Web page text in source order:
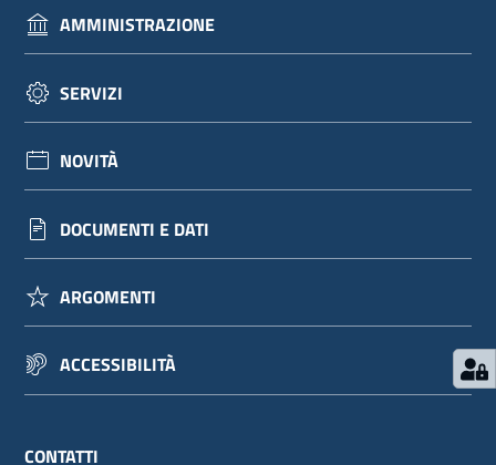
Seguici
su
AMMINISTRAZIONE
SERVIZI
NOVITÀ
DOCUMENTI E DATI
ARGOMENTI
ACCESSIBILITÀ
CONTATTI